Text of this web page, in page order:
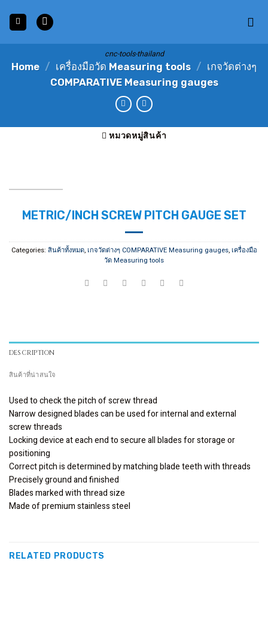
content
cnc-tools-thailand
Home / เครื่องมือวัด Measuring tools / เกจวัดต่างๆ
COMPARATIVE Measuring gauges
หมวดหมู่สินค้า
METRIC/INCH SCREW PITCH GAUGE SET
Categories: สินค้าทั้งหมด, เกจวัดต่างๆ COMPARATIVE Measuring gauges, เครื่องมือ
วัด Measuring tools
DESCRIPTION
สินค้าที่น่าสนใจ
Used to check the pitch of screw thread
Narrow designed blades can be used for internal and external
screw threads
Locking device at each end to secure all blades for storage or
positioning
Correct pitch is determined by matching blade teeth with threads
Precisely ground and finished
Blades marked with thread size
Made of premium stainless steel
RELATED PRODUCTS